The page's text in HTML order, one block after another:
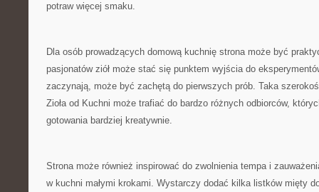
potraw więcej smaku.
Dla osób prowadzących domową kuchnię strona może być
pasjonatów ziół może stać się punktem wyjścia do
zaczynają, może być zachętą do pierwszych prób. Taka
Zioła od Kuchni może trafiać do bardzo różnych odbiorców,
gotowania bardziej kreatywnie.
Strona może również inspirować do zwolnienia tempa i
w kuchni małymi krokami. Wystarczy dodać kilka listków mięty